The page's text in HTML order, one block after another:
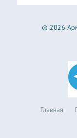
© 2026
Главная